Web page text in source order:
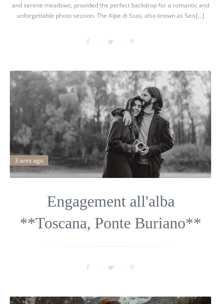
and serene meadows, provided the perfect backdrop for a romantic and
unforgettable photo session. The Alpe di Siusi, also known as Seis[...]
3 anni ago
Engagement all'alba
**Toscana, Ponte Buriano**